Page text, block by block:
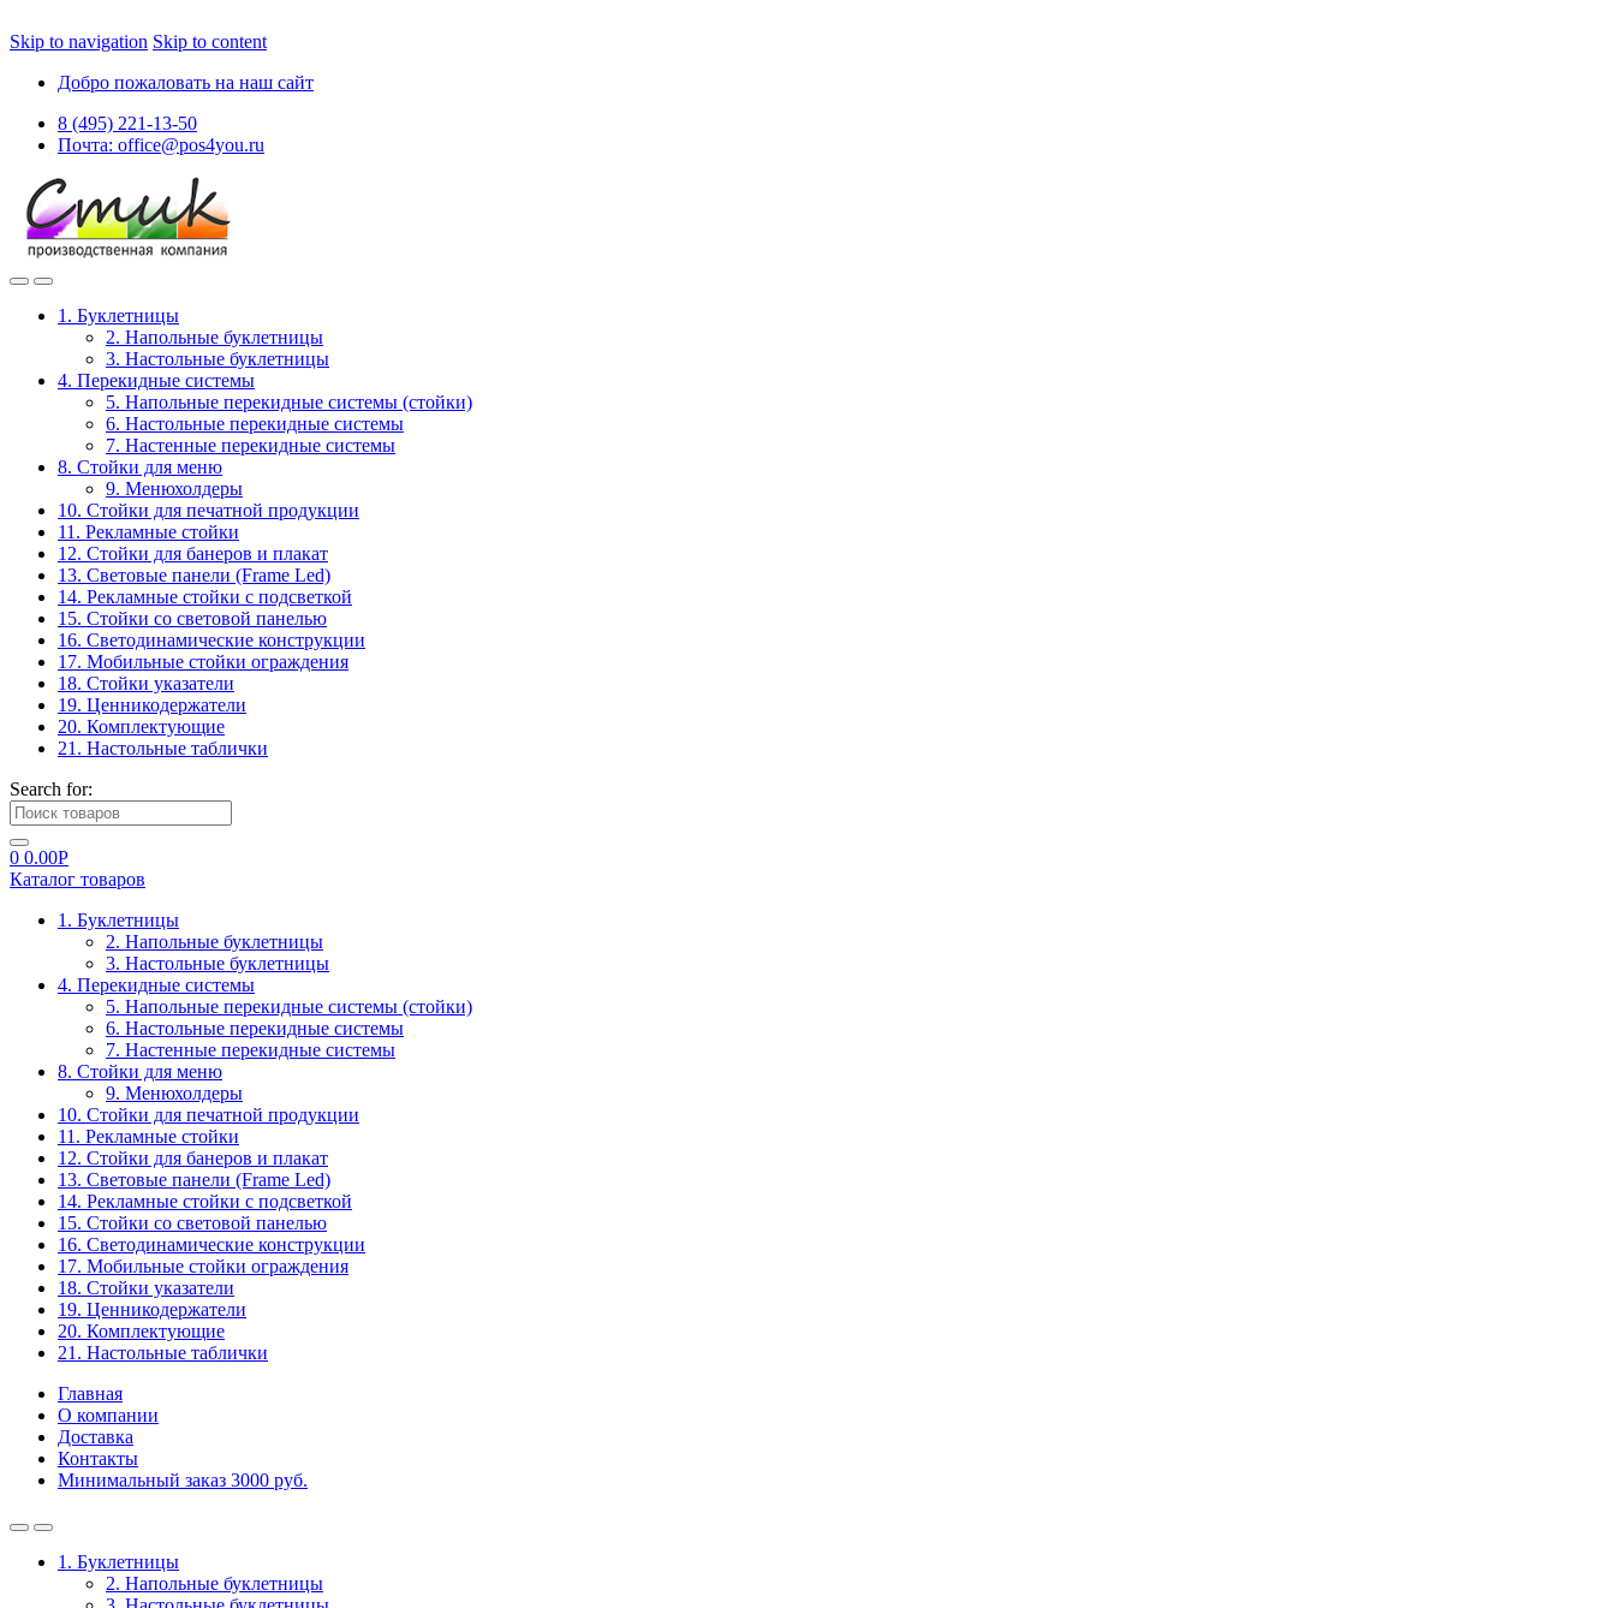
Skip to navigation Skip to content
Добро пожаловать на наш сайт
8 (495) 221-13-50
Почта: office@pos4you.ru
1. Буклетницы
2. Напольные буклетницы
3. Настольные буклетницы
4. Перекидные системы
5. Напольные перекидные системы (стойки)
6. Настольные перекидные системы
7. Настенные перекидные системы
8. Стойки для меню
9. Менюхолдеры
10. Стойки для печатной продукции
11. Рекламные стойки
12. Стойки для банеров и плакат
13. Световые панели (Frame Led)
14. Рекламные стойки с подсветкой
15. Стойки со световой панелью
16. Светодинамические конструкции
17. Мобильные стойки ограждения
18. Стойки указатели
19. Ценникодержатели
20. Комплектующие
21. Настольные таблички
Search for:
0 0.00Р
Каталог товаров
1. Буклетницы
2. Напольные буклетницы
3. Настольные буклетницы
4. Перекидные системы
5. Напольные перекидные системы (стойки)
6. Настольные перекидные системы
7. Настенные перекидные системы
8. Стойки для меню
9. Менюхолдеры
10. Стойки для печатной продукции
11. Рекламные стойки
12. Стойки для банеров и плакат
13. Световые панели (Frame Led)
14. Рекламные стойки с подсветкой
15. Стойки со световой панелью
16. Светодинамические конструкции
17. Мобильные стойки ограждения
18. Стойки указатели
19. Ценникодержатели
20. Комплектующие
21. Настольные таблички
Главная
О компании
Доставка
Контакты
Минимальный заказ 3000 руб.
1. Буклетницы
2. Напольные буклетницы